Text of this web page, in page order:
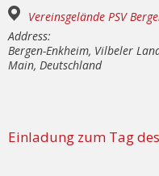
Vereinsgelände PSV
Address:
Bergen-Enkheim, Vilbeler
Main, Deutschland
Einladung zum Tag